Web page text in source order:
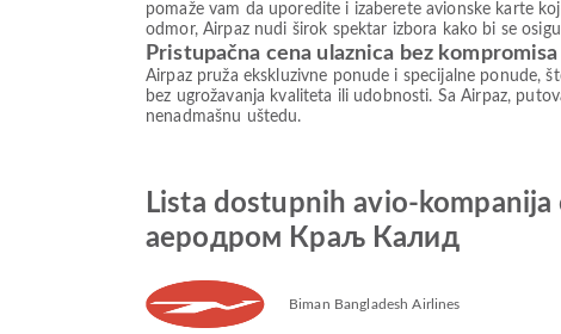
pomaže vam da uporedite i izaberete avionske karte
odmor, Airpaz nudi širok spektar izbora kako bi se
Pristupačna cena ulaznica bez kompromisa
Airpaz pruža ekskluzivne ponude i specijalne ponude,
bez ugrožavanja kvaliteta ili udobnosti. Sa Airpaz,
nenadmašnu uštedu.
Lista dostupnih avio-
аеродром Краљ Калид
Biman Bangladesh Airlines